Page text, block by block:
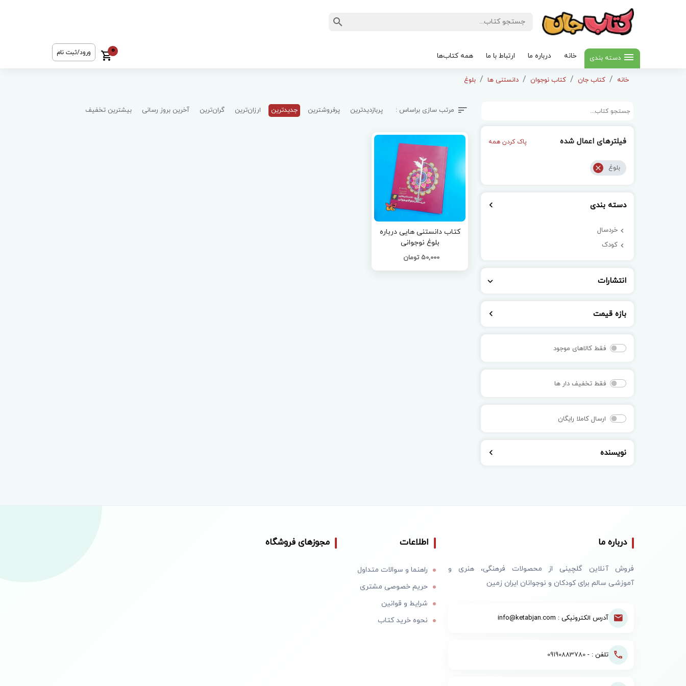
دسته بندی خانه درباره ما ارتباط با ما همه کتاب‌ها
0 ورود/ثبت نام
خانه کتاب جان کتاب نوجوان دانستنی ها بلوغ
فیلترهای اعمال شده پاک کردن همه
بلوغ
دسته بندی
خردسال
کودک
انتشارات
بازه قیمت
فقط کالاهای موجود
فقط تخفیف دار ها
ارسال کاملا رایگان
نویسنده
مرتب سازی براساس : پربازدیدترین پرفروشترین جدیدترین ارزان‌ترین گران‌ترین آخرین بروز رسانی بیشترین تخفیف
کتاب دانستنی هایی درباره
بلوغ نوجوانی
50,000 تومان
درباره ما
فروش آنلاین گلچینی از محصولات فرهنگی، هنری و
آموزشی سالم برای کودکان و نوجوانان ایران زمین
آدرس الکترونیکی : info@ketabjan.com
تلفن : - 09190883780
اطلاعات
راهنما و سوالات متداول
حریم خصوصی مشتری
شرایط و قوانین
نحوه خرید کتاب
مجوزهای فروشگاه